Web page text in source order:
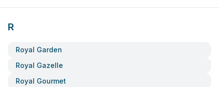
R
Royal Garden
Royal Gazelle
Royal Gourmet